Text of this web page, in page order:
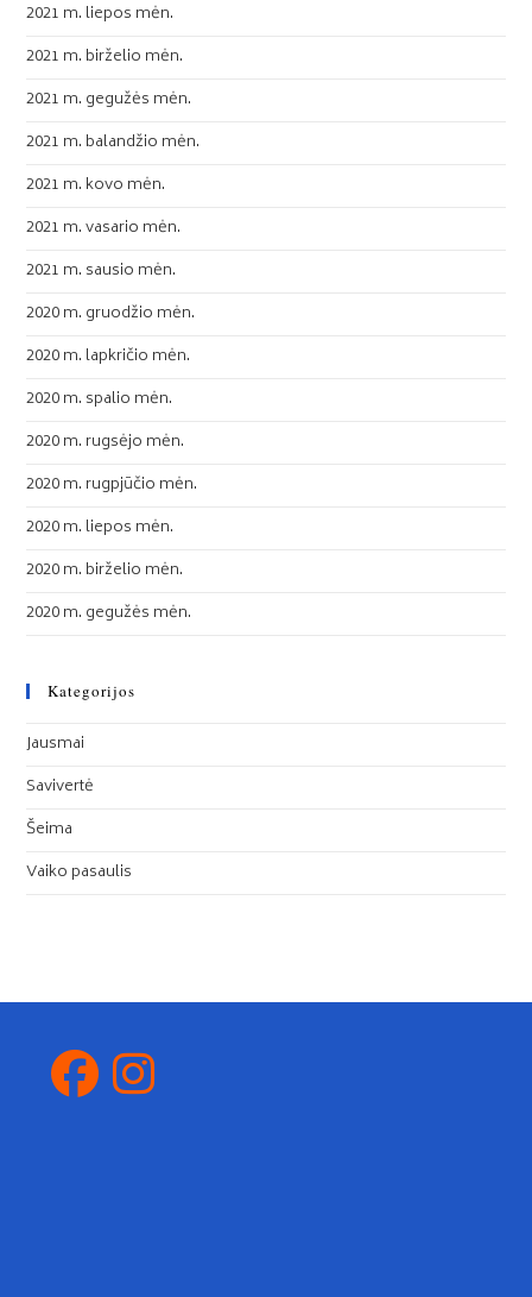
2021 m. liepos mėn.
2021 m. birželio mėn.
2021 m. gegužės mėn.
2021 m. balandžio mėn.
2021 m. kovo mėn.
2021 m. vasario mėn.
2021 m. sausio mėn.
2020 m. gruodžio mėn.
2020 m. lapkričio mėn.
2020 m. spalio mėn.
2020 m. rugsėjo mėn.
2020 m. rugpjūčio mėn.
2020 m. liepos mėn.
2020 m. birželio mėn.
2020 m. gegužės mėn.
Kategorijos
Jausmai
Savivertė
Šeima
Vaiko pasaulis